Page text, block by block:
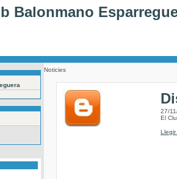
Balonmano
Noticies
27/
El
Llegir